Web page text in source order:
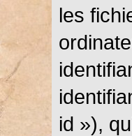
les
id »),